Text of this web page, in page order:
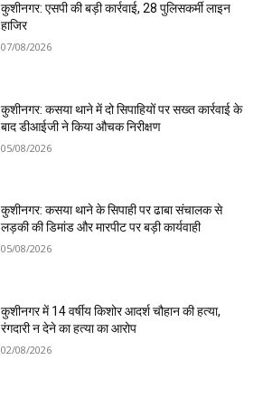
कुशीनगर: एसपी की बड़ी कार्रवाई, 28 पुलिसकर्मी लाइन
हाजिर
07/08/2026
कुशीनगर: कसया थाने में दो सिपाहियों पर सख्त कार्रवाई के
बाद डीआईजी ने किया औचक निरीक्षण
05/08/2026
कुशीनगर: कसया थाने के सिपाही पर ढाबा संचालक से
लड़की की डिमांड और मारपीट पर बड़ी कार्यवाही
05/08/2026
कुशीनगर में 14 वर्षीय किशोर आदर्श चौहान की हत्या,
रंगदारी न देने का हत्या का आरोप
02/08/2026